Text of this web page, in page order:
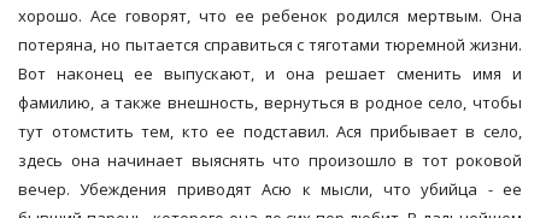
хорошо. Асе говорят, что ее ребенок родился мертвым. Она
потеряна, но пытается справиться с тяготами тюремной жизни.
Вот наконец ее выпускают, и она решает сменить имя и
фамилию, а также внешность, вернуться в родное село, чтобы
тут отомстить тем, кто ее подставил. Ася прибывает в село,
здесь она начинает выяснять что произошло в тот роковой
вечер. Убеждения приводят Асю к мысли, что убийца - ее